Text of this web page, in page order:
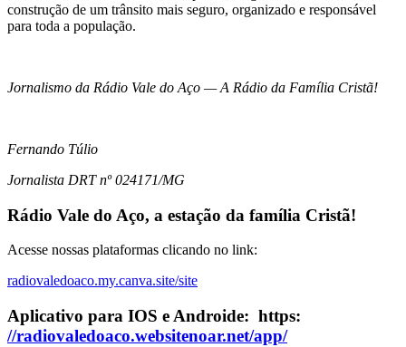
construção de um trânsito mais seguro, organizado e responsável
para toda a população.
Jornalismo da Rádio Vale do Aço — A Rádio da Família Cristã!
Fernando Túlio
Jornalista DRT nº 024171/MG
Rádio Vale do Aço, a estação da família Cristã!
Acesse nossas plataformas clicando no link:
radiovaledoaco.my.canva.site/site
Aplicativo para IOS e Androide: https:
//radiovaledoaco.websitenoar.net/app/